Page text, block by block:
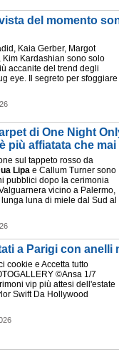
del momento
Kaia Gerber, Margot
, Kim Kardashian sono solo
accanite del trend degli
eye. Il segreto per sfoggiare
di One Night
più affiatata che mai
sul tappeto rosso da
Lipa e Callum Turner sono
pubblici dopo la cerimonia
vicino a Palermo,
luna di miele dal Sud al
a Parigi con anelli
cookie e Accetta tutto
©Ansa 1/7
vip più attesi dell'estate
Swift Da Hollywood